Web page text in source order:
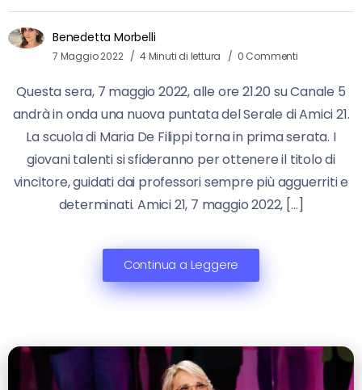
Benedetta Morbelli
7 Maggio 2022 4 Minuti di lettura 0 Commenti
Questa sera, 7 maggio 2022, alle ore 21.20 su Canale 5
andrà in onda una nuova puntata del Serale di Amici 21.
La scuola di Maria De Filippi torna in prima serata. I
giovani talenti si sfideranno per ottenere il titolo di
vincitore, guidati dai professori sempre più agguerriti e
determinati. Amici 21, 7 maggio 2022, […]
Continua a Leggere